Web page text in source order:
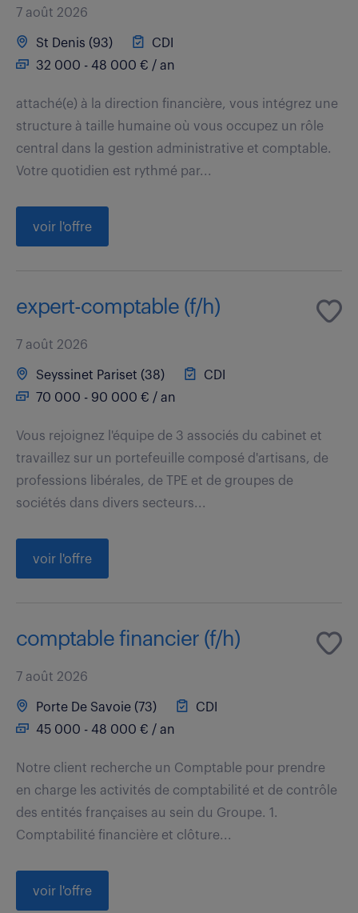
7 août 2026
St Denis (93)
CDI
32 000 - 48 000 € / an
attaché(e) à la direction financière, vous intégrez une
structure à taille humaine où vous occupez un rôle
central dans la gestion administrative et comptable.
Votre quotidien est rythmé par...
voir l'offre
expert-comptable (f/h)
7 août 2026
Seyssinet Pariset (38)
CDI
70 000 - 90 000 € / an
Vous rejoignez l'équipe de 3 associés du cabinet et
travaillez sur un portefeuille composé d'artisans, de
professions libérales, de TPE et de groupes de
sociétés dans divers secteurs...
voir l'offre
comptable financier (f/h)
7 août 2026
Porte De Savoie (73)
CDI
45 000 - 48 000 € / an
Notre client recherche un Comptable pour prendre
en charge les activités de comptabilité et de contrôle
des entités françaises au sein du Groupe. 1.
Comptabilité financière et clôture...
voir l'offre